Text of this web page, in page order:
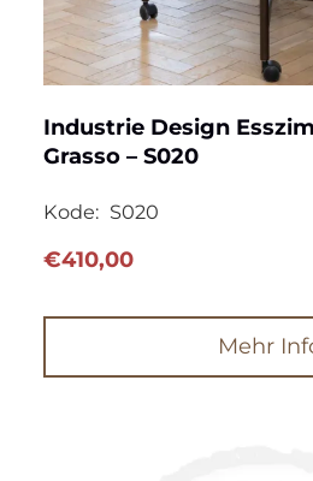
Industrie Design
Grasso – S020
Kode: S020
€410,00
Mehr